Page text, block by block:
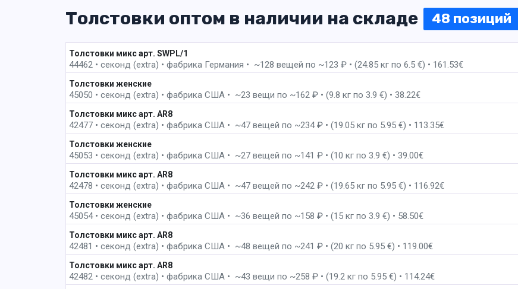
Толстовки оптом в наличии на складе 48 позиций
Толстовки микс арт. SWPL/1
44462 • секонд (extra) • фабрика Германия • ~128 вещей по ~123 ₽ • (24.85 кг по 6.5 €) • 161.53€
Толстовки женские
45050 • секонд (extra) • фабрика США • ~23 вещи по ~162 ₽ • (9.8 кг по 3.9 €) • 38.22€
Толстовки микс арт. AR8
42477 • секонд (extra) • фабрика США • ~47 вещей по ~234 ₽ • (19.05 кг по 5.95 €) • 113.35€
Толстовки женские
45053 • секонд (extra) • фабрика США • ~27 вещей по ~141 ₽ • (10 кг по 3.9 €) • 39.00€
Толстовки микс арт. AR8
42478 • секонд (extra) • фабрика США • ~47 вещей по ~242 ₽ • (19.65 кг по 5.95 €) • 116.92€
Толстовки женские
45054 • секонд (extra) • фабрика США • ~36 вещей по ~158 ₽ • (15 кг по 3.9 €) • 58.50€
Толстовки микс арт. AR8
42481 • секонд (extra) • фабрика США • ~48 вещей по ~241 ₽ • (20 кг по 5.95 €) • 119.00€
Толстовки микс арт. AR8
42482 • секонд (extra) • фабрика США • ~43 вещи по ~258 ₽ • (19.2 кг по 5.95 €) • 114.24€